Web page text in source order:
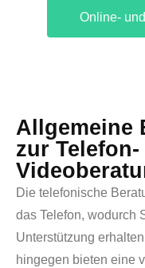
Online-
Allgemeine
zur Telefon-
Die telefonische
das Telefon, wodurch
Unterstützung
hingegen bieten eine